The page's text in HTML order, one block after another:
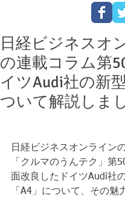
日経ビジネスオ
の連載コラム第
イツAudi社の新
ついて解説しま
日経ビジネスオンライン
「クルマのうんテク」第
面改良したドイツAudi社
「A4」について、その魅